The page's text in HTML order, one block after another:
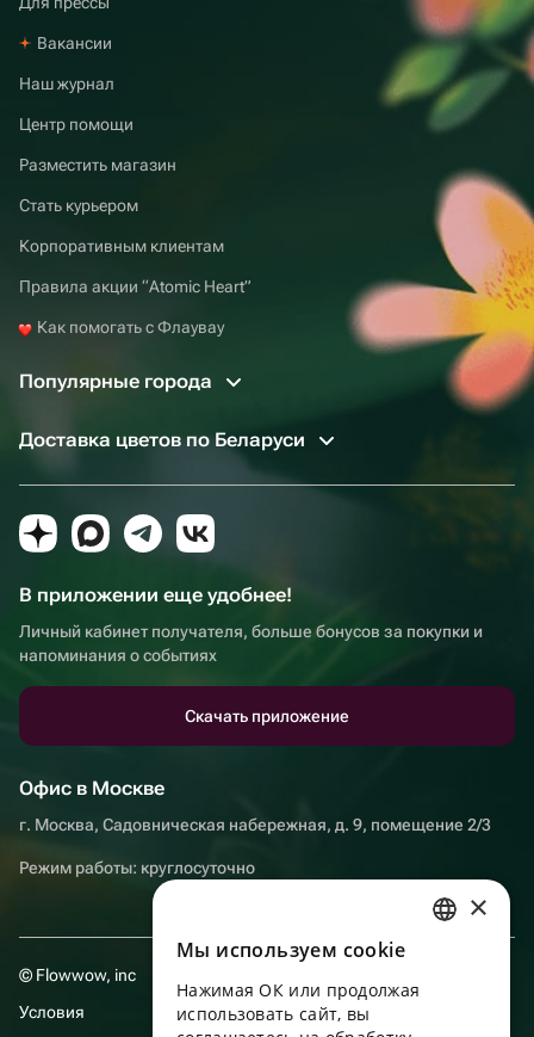
Вакансии
Наш журнал
Центр помощи
Разместить магазин
Стать курьером
Корпоративным клиентам
Правила акции “Atomic Heart”
Как помогать с Флаувау
Популярные города
Доставка цветов по Беларуси
В приложении еще удобнее!
Личный кабинет получателя, больше бонусов за покупки и
напоминания о событиях
Скачать приложение
Офис в Москве
г. Москва, Садовническая набережная, д. 9, помещение 2/3
Режим работы: круглосуточно
© Flowwow, inc
Условия
ENGLISH
×
Мы используем сookie
Нажимая ОК или продолжая
использовать сайт, вы